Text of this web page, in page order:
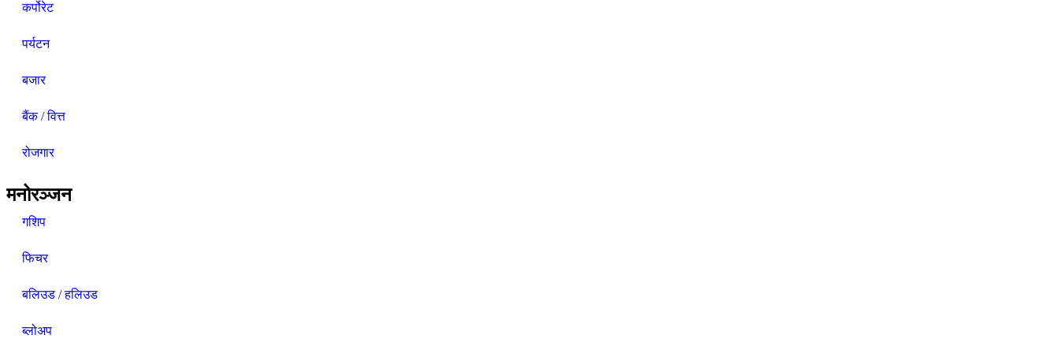
कर्पोरेट
पर्यटन
बजार
बैंक / वित्त
रोजगार
मनोरञ्जन
गशिप
फिचर
बलिउड / हलिउड
ब्लोअप